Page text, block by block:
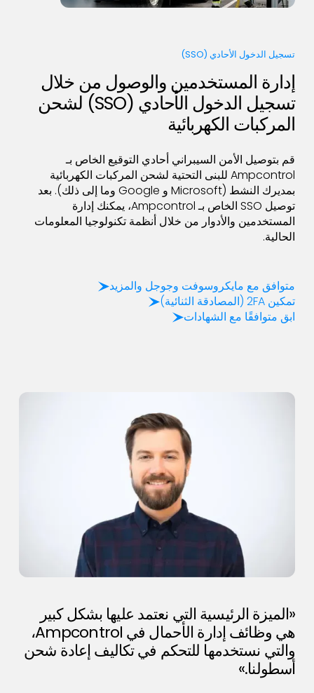
تسجيل الدخول الأحادي (SSO)
إدارة المستخدمين والوصول من خلال
تسجيل الدخول الأحادي (SSO) لشحن
المركبات الكهربائية
قم بتوصيل الأمن السيبراني أحادي التوقيع الخاص بـ
Ampcontrol للبنى التحتية لشحن المركبات الكهربائية
بمديرك النشط (Microsoft و Google وما إلى ذلك). بعد
توصيل SSO الخاص بـ Ampcontrol، يمكنك إدارة
المستخدمين والأدوار من خلال أنظمة تكنولوجيا المعلومات
الحالية.
متوافق مع مايكروسوفت وجوجل والمزيد
تمكين 2FA (المصادقة الثنائية)
ابق متوافقًا مع الشهادات
«الميزة الرئيسية التي نعتمد عليها بشكل كبير
هي وظائف إدارة الأحمال في Ampcontrol،
والتي نستخدمها للتحكم في تكاليف إعادة شحن
أسطولنا.»